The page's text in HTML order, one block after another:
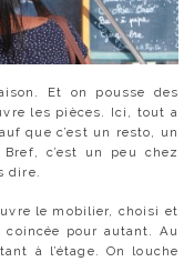
Et on pousse des
les pièces. Ici, tout a
que c’est un resto, un
c’est un peu chez
dire.
le mobilier, choisi et
pour autant. Au
à l’étage. On louche